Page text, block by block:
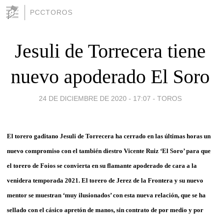
PCCTOROS
Jesuli de Torrecera tiene
nuevo apoderado El Soro
24 DE DICIEMBRE DE 2020 - 17:07 - TOROS
El torero gaditano Jesuli de Torrecera ha cerrado en las últimas horas un
nuevo compromiso con el también diestro Vicente Ruiz ‘El Soro’ para que
el torero de Foios se convierta en su flamante apoderado de cara a la
venidera temporada 2021. El torero de Jerez de la Frontera y su nuevo
mentor se muestran ‘muy ilusionados’ con esta nueva relación, que se ha
sellado con el cásico apretón de manos, sin contrato de por medio y por